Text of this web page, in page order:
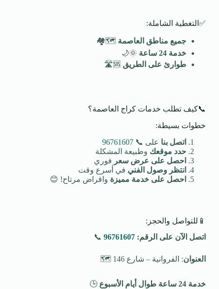
✅التغطية الشاملة:
جميع مناطق العاصمة 🗺️🏘️
خدمة 24 ساعة
🌞🌙
طوارئ على الطريق
📞كيف تطلب خدمات كراج العاصمة؟
خطوات بسيطة:
اتصل بنا على 📞 96761607
حدد موقعك وطبيعة المشكلة
احصل على عرض سعر فوري
انتظر وصول الفني في أسرع وقت
احصل على خدمة مميزة واقراض مرتاح! 😊
📱للتواصل والحجز:
اتصل الآن على الرقم: 96761607
📞
العنوان: الفروانية – شارع 146 🗺️
خدمة 24 ساعة طوال أيام الأسبوع 🕒